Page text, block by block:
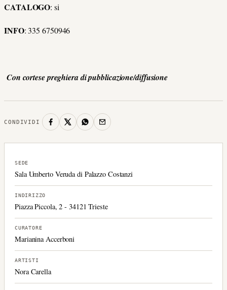
CATALOGO: si
INFO: 335 6750946
Con cortese preghiera di pubblicazione/diffusione
CONDIVIDI
SEDE
Sala Umberto Veruda di Palazzo Costanzi
INDIRIZZO
Piazza Piccola, 2 - 34121 Trieste
CURATORE
Marianina Accerboni
ARTISTI
Nora Carella